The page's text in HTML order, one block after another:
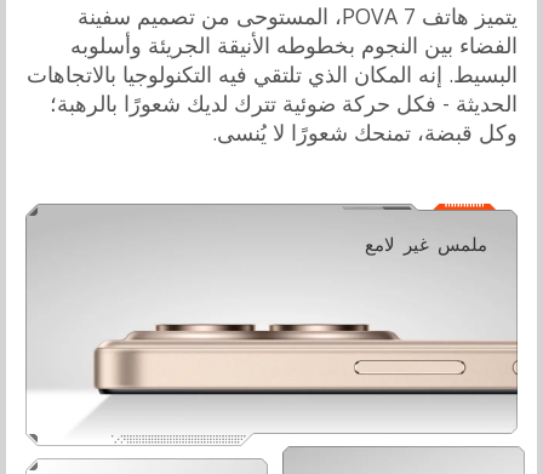
يتميز هاتف POVA 7، المستوحى من تصميم سفينة
الفضاء بين النجوم بخطوطه الأنيقة الجريئة وأسلوبه
البسيط. إنه المكان الذي تلتقي فيه التكنولوجيا بالاتجاهات
الحديثة - فكل حركة ضوئية تترك لديك شعورًا بالرهبة؛
وكل قبضة، تمنحك شعورًا لا يُنسى.
ملمس غير لامع